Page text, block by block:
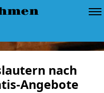
nach
Angebote